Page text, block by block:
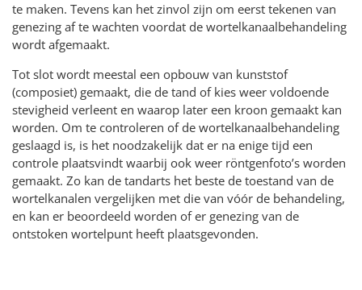
te maken. Tevens kan het zinvol zijn om eerst tekenen van
genezing af te wachten voordat de wortelkanaalbehandeling
wordt afgemaakt.
Tot slot wordt meestal een opbouw van kunststof
(composiet) gemaakt, die de tand of kies weer voldoende
stevigheid verleent en waarop later een kroon gemaakt kan
worden. Om te controleren of de wortelkanaalbehandeling
geslaagd is, is het noodzakelijk dat er na enige tijd een
controle plaatsvindt waarbij ook weer röntgenfoto’s worden
gemaakt. Zo kan de tandarts het beste de toestand van de
wortelkanalen vergelijken met die van vóór de behandeling,
en kan er beoordeeld worden of er genezing van de
ontstoken wortelpunt heeft plaatsgevonden.